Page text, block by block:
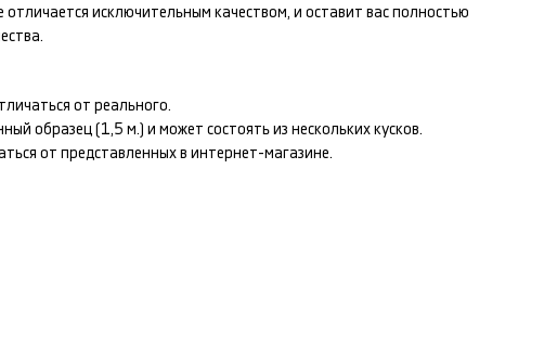
отличается исключительным качеством, и оставит вас полностью
от реального.
образец (1,5 м.) и может состоять из нескольких кусков.
от представленных в интернет-магазине.